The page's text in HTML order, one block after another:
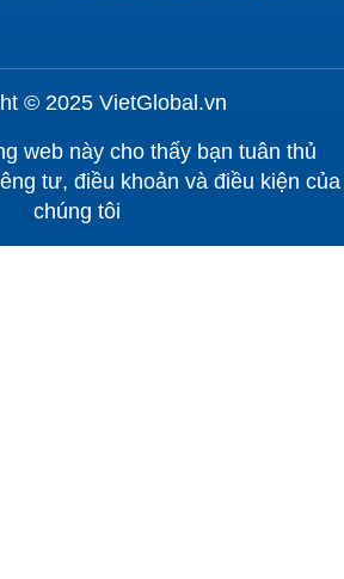
© 2025 VietGlobal.vn
web này cho thấy bạn tuân thủ
tư, điều khoản và điều kiện của
chúng tôi